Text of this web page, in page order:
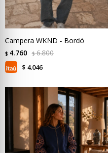
Campera WKND - Bordó
$ 4.760 $ 6.800
$ 4.046